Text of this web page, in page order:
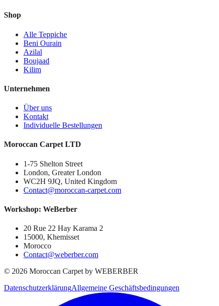
Shop
Alle Teppiche
Beni Ourain
Azilal
Boujaad
Kilim
Unternehmen
Über uns
Kontakt
Individuelle Bestellungen
Moroccan Carpet LTD
1-75 Shelton Street
London, Greater London
WC2H 9JQ, United Kingdom
Contact@moroccan-carpet.com
Workshop: WeBerber
20 Rue 22 Hay Karama 2
15000, Khemisset
Morocco
Contact@weberber.com
© 2026 Moroccan Carpet by WEBERBER
DatenschutzerklärungAllgemeine Geschäftsbedingungen